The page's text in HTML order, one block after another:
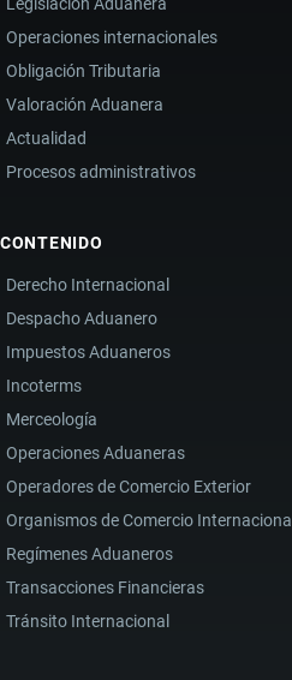
Operaciones internacionales
Obligación Tributaria
Valoración Aduanera
Actualidad
Procesos administrativos
CONTENIDO
Derecho Internacional
Despacho Aduanero
Impuestos Aduaneros
Incoterms
Merceología
Operaciones Aduaneras
Operadores de Comercio Exterior
Organismos de Comercio Internacional
Regímenes Aduaneros
Transacciones Financieras
Tránsito Internacional